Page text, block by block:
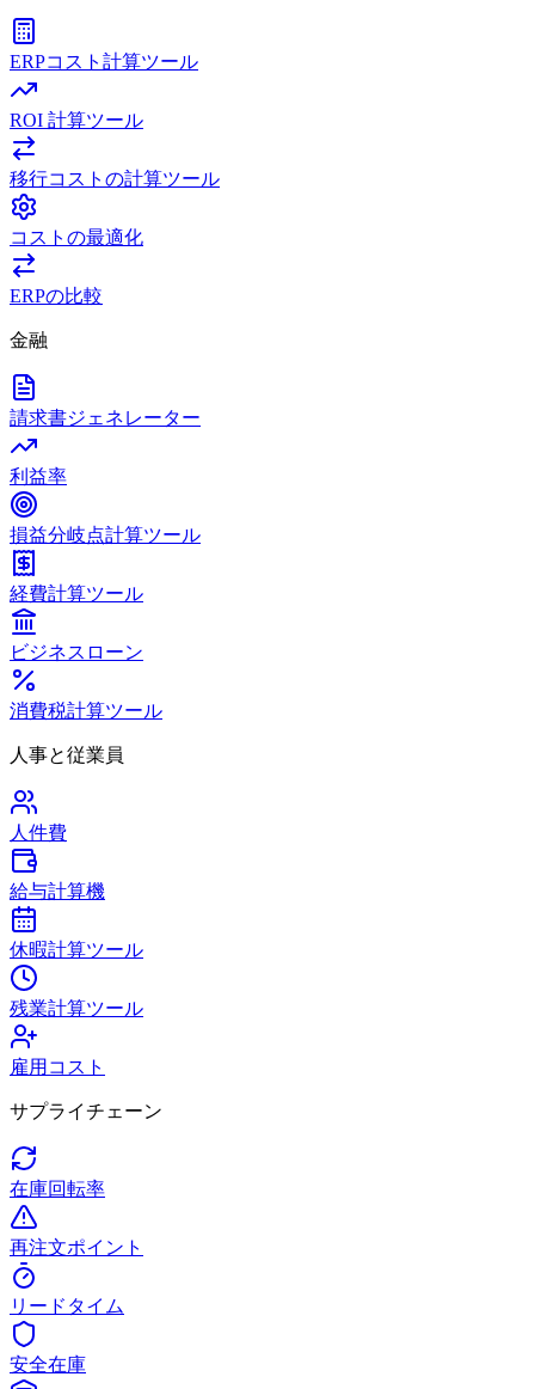
ERPコスト計算ツール
ROI 計算ツール
移行コストの計算ツール
コストの最適化
ERPの比較
金融
請求書ジェネレーター
利益率
損益分岐点計算ツール
経費計算ツール
ビジネスローン
消費税計算ツール
人事と従業員
人件費
給与計算機
休暇計算ツール
残業計算ツール
雇用コスト
サプライチェーン
在庫回転率
再注文ポイント
リードタイム
安全在庫